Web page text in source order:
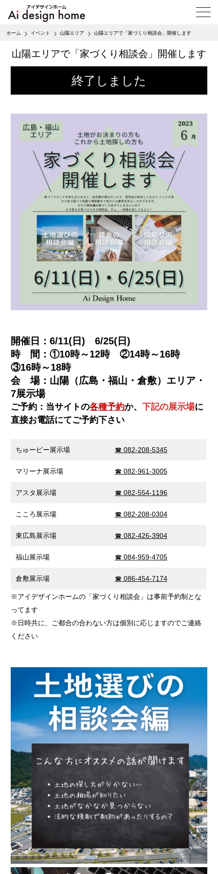
メ
ニ
開
く
ホーム イベント 山陽エリア 山陽エリアで「家づくり相談会」開催します
山陽エリアで「家づくり相談会」開催します
開催日：6/11(日) 6/25(日)
時 間：①10時～12時 ②14時～16時
③16時～18時
会 場：山陽（広島・福山・倉敷）エリア・
7展示場
ご予約：当サイトの各種予約か、下記の展示場に
直接お電話にてご予約下さい
ちゅーピー展示場 ☎ 082-208-5345
マリーナ展示場 ☎ 082-961-3005
アスタ展示場 ☎ 082-554-1196
こころ展示場 ☎ 082-208-0304
東広島展示場 ☎ 082-426-3904
福山展示場 ☎ 084-959-4705
倉敷展示場 ☎ 086-454-7174
※アイデザインホームの「家づくり相談会」は事前予約制とな
ってます
※日時共に、ご都合の合わない方は個別に応じますのでご連絡
ください